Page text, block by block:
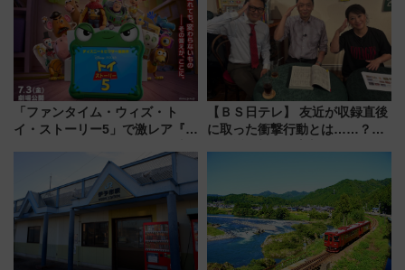
場
「ファンタイム・ウィズ・ト
イ・ストーリー5」で激レア『ロ
デコレーションも徹底解説
【ＢＳ日テレ】 友近が収録直後
に取った衝撃行動とは……？